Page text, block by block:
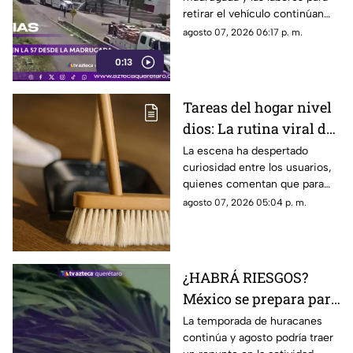
0:13
57
retirar el vehículo continúan
desde hace más de 12 horas en
agosto 07, 2026 06:17 p. m.
Tareas del hogar nivel
dios: La rutina viral de
esta mamá para la
limpieza el techo
La escena ha despertado
curiosidad entre los usuarios,
quienes comentan que para
algunas personas ningún
agosto 07, 2026 05:04 p. m.
¿HABRÁ RIESGOS?
México se prepara para
otro posible ciclón
tropical; esta sería la
La temporada de huracanes
continúa y agosto podría traer